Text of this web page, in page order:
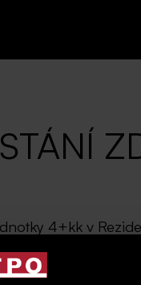
4+kk v
vRezidenci
naší akční